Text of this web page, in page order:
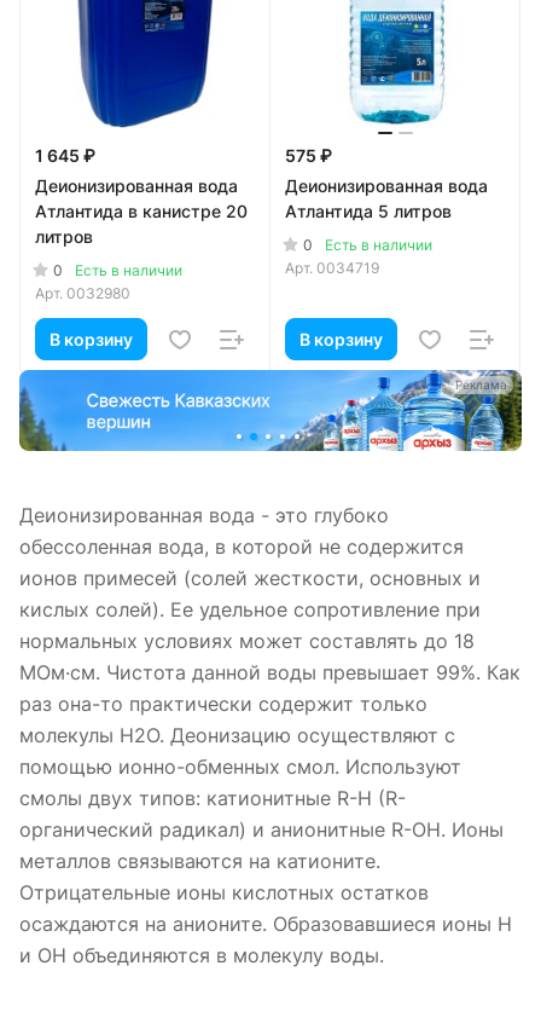
1 645 ₽
Деионизированная вода
Атлантида в канистре 20
литров
0
Есть в наличии
Арт. 0032980
В корзину
Реклама
575 ₽
Деионизированная вода
Атлантида 5 литров
0
Есть в наличии
Арт. 0034719
В корзину
Деионизированная вода - это глубоко
обессоленная вода, в которой не содержится
ионов примесей (солей жесткости, основных и
кислых солей). Ее удельное сопротивление при
нормальных условиях может составлять до 18
МОм·см. Чистота данной воды превышает 99%. Как
раз она-то практически содержит только
молекулы H2O. Деонизацию осуществляют с
помощью ионно-обменных смол. Используют
смолы двух типов: катионитные R-H (R-
органический радикал) и анионитные R-OH. Ионы
металлов связываются на катионите.
Отрицательные ионы кислотных остатков
осаждаются на анионите. Образовавшиеся ионы H
и OH объединяются в молекулу воды.